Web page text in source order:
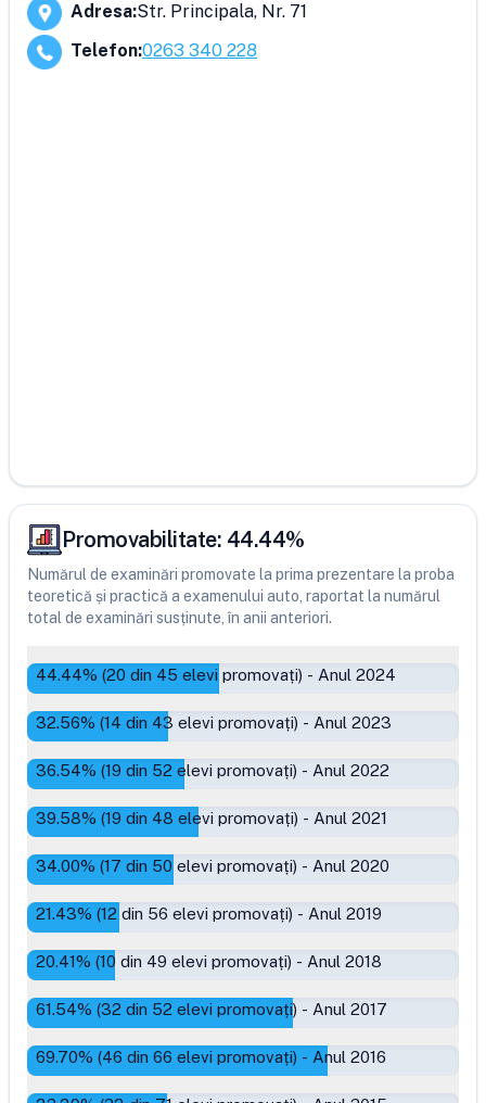
Adresa:Str. Principala, Nr. 71
Telefon:0263 340 228
Promovabilitate: 44.44%
Numărul de examinări promovate la prima prezentare la proba
teoretică și practică a examenului auto, raportat la numărul
total de examinări susținute, în anii anteriori.
44.44% (20 din 45 elevi promovați) - Anul 2024
32.56% (14 din 43 elevi promovați) - Anul 2023
36.54% (19 din 52 elevi promovați) - Anul 2022
39.58% (19 din 48 elevi promovați) - Anul 2021
34.00% (17 din 50 elevi promovați) - Anul 2020
21.43% (12 din 56 elevi promovați) - Anul 2019
20.41% (10 din 49 elevi promovați) - Anul 2018
61.54% (32 din 52 elevi promovați) - Anul 2017
69.70% (46 din 66 elevi promovați) - Anul 2016